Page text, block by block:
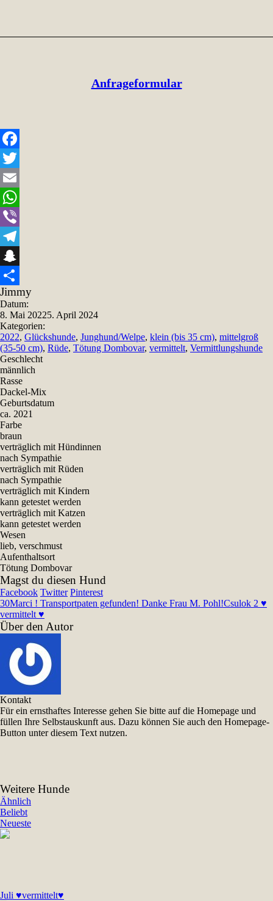
Anfrageformular
Facebook
Twitter
Email
WhatsApp
Viber
Telegram
Snapchat
Teilen
Jimmy
Datum:
8. Mai 20225. April 2024
Kategorien:
2022, Glückshunde, Junghund/Welpe, klein (bis 35 cm), mittelgroß
(35-50 cm), Rüde, Tötung Dombovar, vermittelt, Vermittlungshunde
Geschlecht
männlich
Rasse
Dackel-Mix
Geburtsdatum
ca. 2021
Farbe
braun
verträglich mit Hündinnen
nach Sympathie
verträglich mit Rüden
nach Sympathie
verträglich mit Kindern
kann getestet werden
verträglich mit Katzen
kann getestet werden
Wesen
lieb, verschmust
Aufenthaltsort
Tötung Dombovar
Magst du diesen Hund
Facebook Twitter Pinterest
30Marci ! Transportpaten gefunden! Danke Frau M. Pohl!Csulok 2 ♥
vermittelt ♥
Über den Autor
Kontakt
Für ein ernsthaftes Interesse gehen Sie bitte auf die Homepage und
füllen Ihre Selbstauskunft aus. Dazu können Sie auch den Homepage-
Button unter diesem Text nutzen.
Weitere Hunde
Ähnlich
Beliebt
Neueste
Juli ♥vermittelt♥